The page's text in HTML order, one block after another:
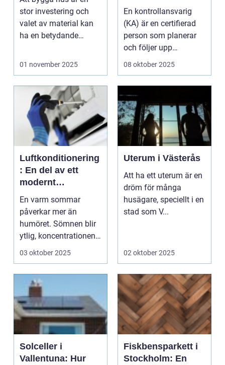
stor investering och
valet av material kan
ha en betydande
01 november 2025
byggprojekt
En kontrollansvarig
(KA) är en certifierad
person som planerar
och följer upp
kontrollplan...
08 oktober 2025
Luftkonditionering
: En del av ett
modernt
inomhusklimat
En varm sommar
påverkar mer än
humöret. Sömnen blir
ytlig, koncentrationen
fall...
03 oktober 2025
Uterum i Västerås
Att ha ett uterum är en
dröm för många
husägare, speciellt i en
stad som V...
02 oktober 2025
Solceller i
Vallentuna: Hur
Fiskbensparkett i
Stockholm: En